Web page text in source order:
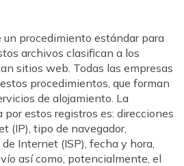
un procedimiento estándar para
archivos clasifican a los
sitios web. Todas las empresas
procedimientos, que forman
de alojamiento. La
estos registros es: direcciones
(IP), tipo de navegador,
Internet (ISP), fecha y hora,
así como, potencialmente, el